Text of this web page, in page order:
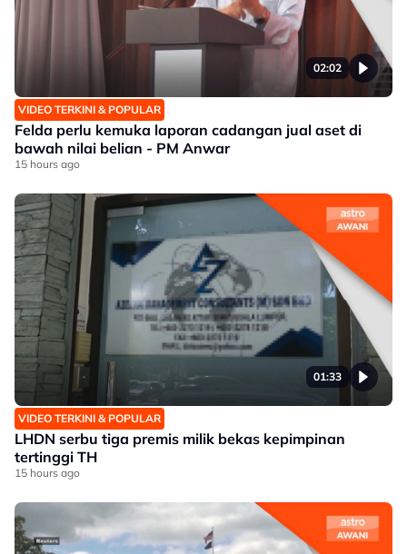
02:02
VIDEO TERKINI & POPULAR
Felda perlu kemuka laporan cadangan jual aset di
bawah nilai belian - PM Anwar
15 hours ago
01:33
VIDEO TERKINI & POPULAR
LHDN serbu tiga premis milik bekas kepimpinan
tertinggi TH
15 hours ago